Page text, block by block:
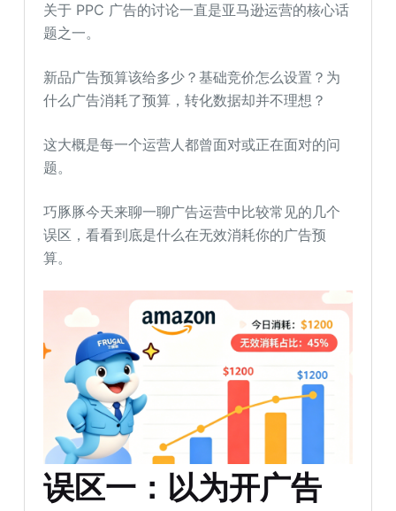
关于 PPC 广告的讨论一直是亚马逊运营的核心话
题之一。
新品广告预算该给多少？基础竞价怎么设置？为
什么广告消耗了预算，转化数据却并不理想？
这大概是每一个运营人都曾面对或正在面对的问
题。
巧豚豚今天来聊一聊广告运营中比较常见的几个
误区，看看到底是什么在无效消耗你的广告预
算。
误区一：以为开广告